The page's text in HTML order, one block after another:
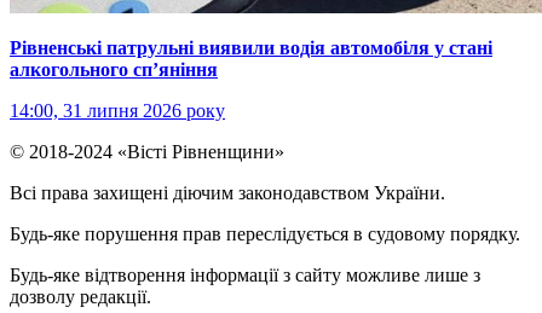
Рівненські патрульні виявили водія автомобіля у стані
алкогольного сп’яніння
14:00, 31 липня 2026 року
© 2018-2024 «Вісті Рівненщини»
Всі права захищені діючим законодавством України.
Будь-яке порушення прав переслідується в судовому порядку.
Будь-яке відтворення інформації з сайту можливе лише з
дозволу редакції.